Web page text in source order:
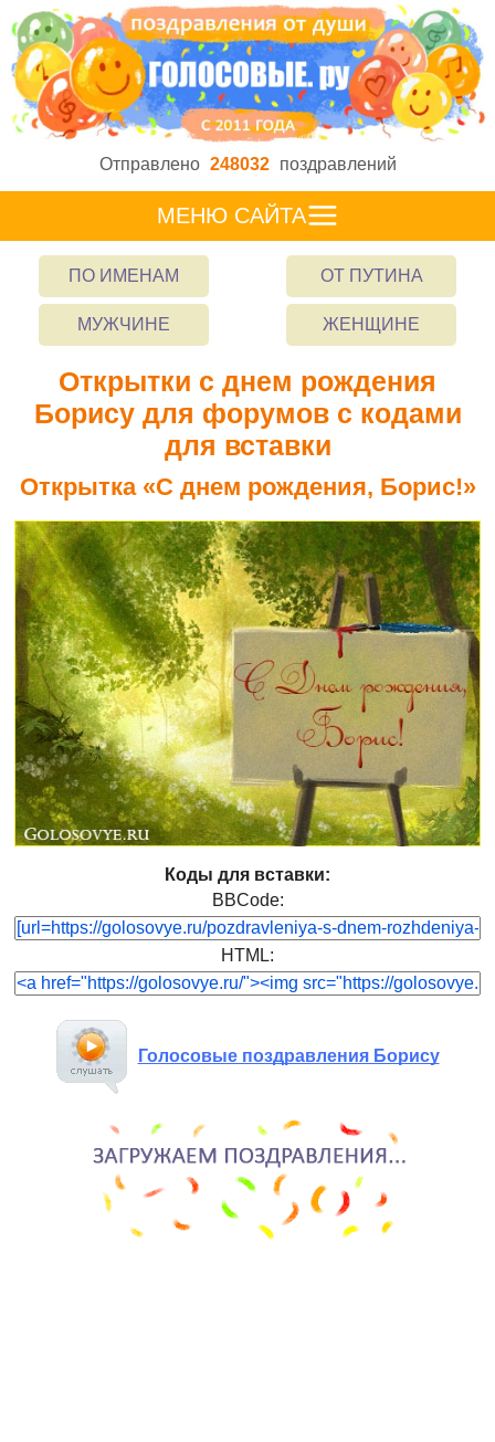
Отправлено 248032 поздравлений
МЕНЮ САЙТА
ПО ИМЕНАМ ОТ ПУТИНА
МУЖЧИНЕ ЖЕНЩИНЕ
Открытки с днем рождения
Борису для форумов с кодами
для вставки
Открытка «С днем рождения, Борис!»
Коды для вставки:
BBCode:
HTML:
Голосовые поздравления Борису